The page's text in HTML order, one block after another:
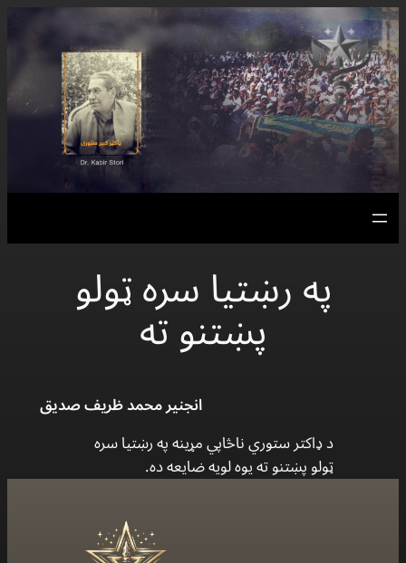
Skip
to
content
په رښتيا سره ټولو
پښتنو ته
انجنير محمد ظريف صديق
د ډاكتر ستوري ناڅاپي مړينه په رښتيا سره
ټولو پښتنو ته يوه لويه ضايعه ده.